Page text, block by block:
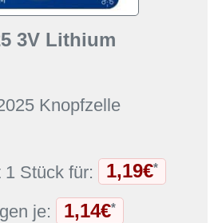
3V Lithium
Knopfzelle
Stück für: 1,19€*
je: 1,14€*